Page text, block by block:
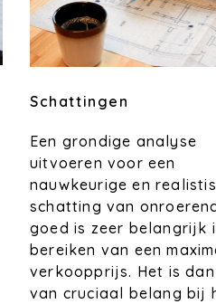
Schattingen
Een grondige analyse
uitvoeren voor een
nauwkeurige en
schatting van
goed is zeer belangrijk
bereiken van een
verkoopprijs. Het is
van cruciaal belang bij